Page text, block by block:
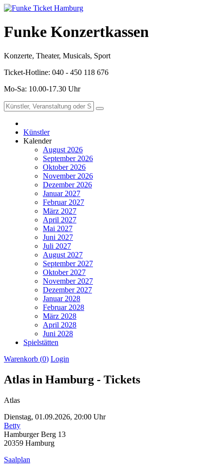
Funke Konzertkassen
Konzerte, Theater, Musicals, Sport
Ticket-Hotline: 040 - 450 118 676
Mo-Sa: 10.00-17.30 Uhr
Künstler
Kalender
August 2026
September 2026
Oktober 2026
November 2026
Dezember 2026
Januar 2027
Februar 2027
März 2027
April 2027
Mai 2027
Juni 2027
Juli 2027
August 2027
September 2027
Oktober 2027
November 2027
Dezember 2027
Januar 2028
Februar 2028
März 2028
April 2028
Juni 2028
Spielstätten
Warenkorb (0) Login
Atlas in Hamburg - Tickets
Atlas
Dienstag, 01.09.2026, 20:00 Uhr
Betty
Hamburger Berg 13
20359 Hamburg
Saalplan